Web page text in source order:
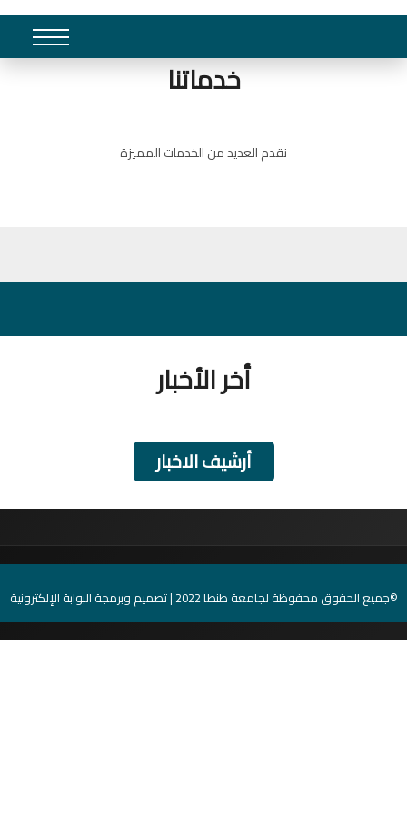
خدماتنا
نقدم العديد من الخدمات المميزة
أخر الأخبار
أرشيف الاخبار
©جميع الحقوق محفوظة لجامعة طنطا 2022 | تصميم وبرمجة البوابة الإلكترونية